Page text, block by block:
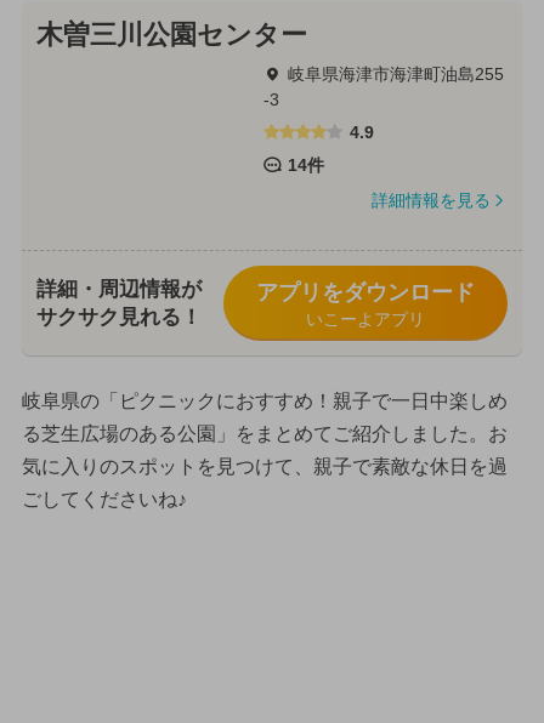
木曽三川公園センター
岐阜県海津市海津町油島255
-3
4.9
14件
詳細情報を見る
詳細・周辺情報が
サクサク見れる！
アプリをダウンロード
いこーよアプリ
岐阜県の「ピクニックにおすすめ！親子で一日中楽しめ
る芝生広場のある公園」をまとめてご紹介しました。お
気に入りのスポットを見つけて、親子で素敵な休日を過
ごしてくださいね♪